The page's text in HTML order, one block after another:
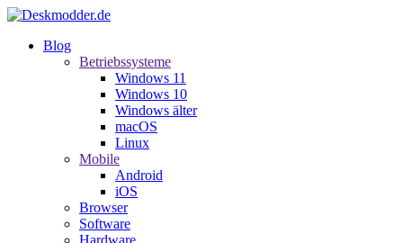
Blog
Betriebssysteme
Windows 11
Windows 10
Windows älter
macOS
Linux
Mobile
Android
iOS
Browser
Software
Hardware